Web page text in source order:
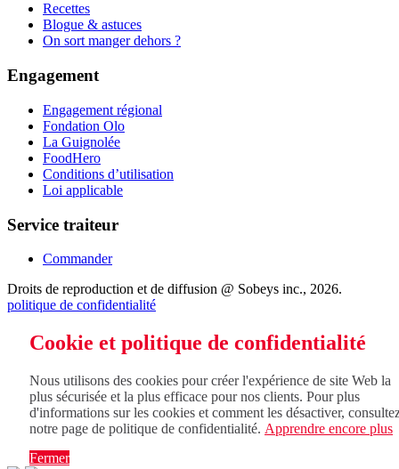
Recettes
Blogue & astuces
On sort manger dehors ?
Engagement
Engagement régional
Fondation Olo
La Guignolée
FoodHero
Conditions d’utilisation
Loi applicable
Service traiteur
Commander
Droits de reproduction et de diffusion @ Sobeys inc., 2026.
politique de confidentialité
Cookie et politique de confidentialité
Nous utilisons des cookies pour créer l'expérience de site Web la
plus sécurisée et la plus efficace pour nos clients. Pour plus
d'informations sur les cookies et comment les désactiver,
notre page de politique de confidentialité. Apprendre encore plus
Fermer